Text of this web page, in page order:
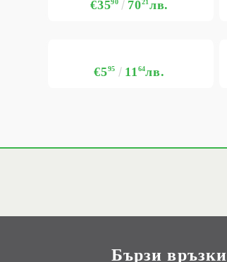
€35 70 лв.
€595 11 64лв.
Бързи връзки